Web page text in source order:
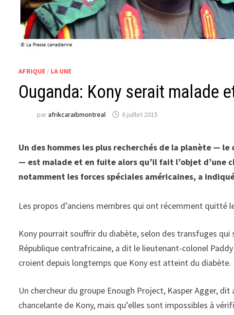
AFRIQUE / LA UNE
Ouganda: Kony serait malade
parafrikcaraibmontreal 6 juillet 2015
Un des hommes les plus recherchés de la planète —
— est malade et en fuite alors qu’il fait l’objet d’une
notamment les forces spéciales américaines, a
Les propos d’anciens membres qui ont récemment quitté
Kony pourrait souffrir du diabète, selon des transfuges
République centrafricaine, a dit le lieutenant-colonel
croient depuis longtemps que Kony est atteint du diabète.
Un chercheur du groupe Enough Project, Kasper Agger,
chancelante de Kony, mais qu’elles sont impossibles à